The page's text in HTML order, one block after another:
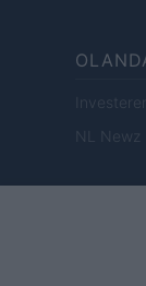
NL Newz